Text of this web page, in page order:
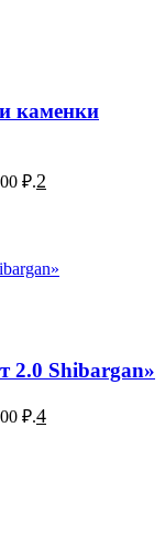
каменки
₽.2
2.0 Shibargan»
₽.4